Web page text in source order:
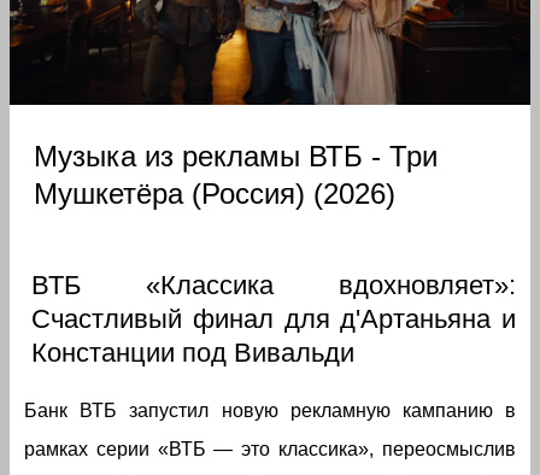
Музыка из рекламы ВТБ - Три
Мушкетёра (Россия) (2026)
ВТБ «Классика вдохновляет»:
Счастливый финал для д'Артаньяна и
Констанции под Вивальди
Банк ВТБ запустил новую рекламную кампанию в
рамках серии «ВТБ — это классика», переосмыслив